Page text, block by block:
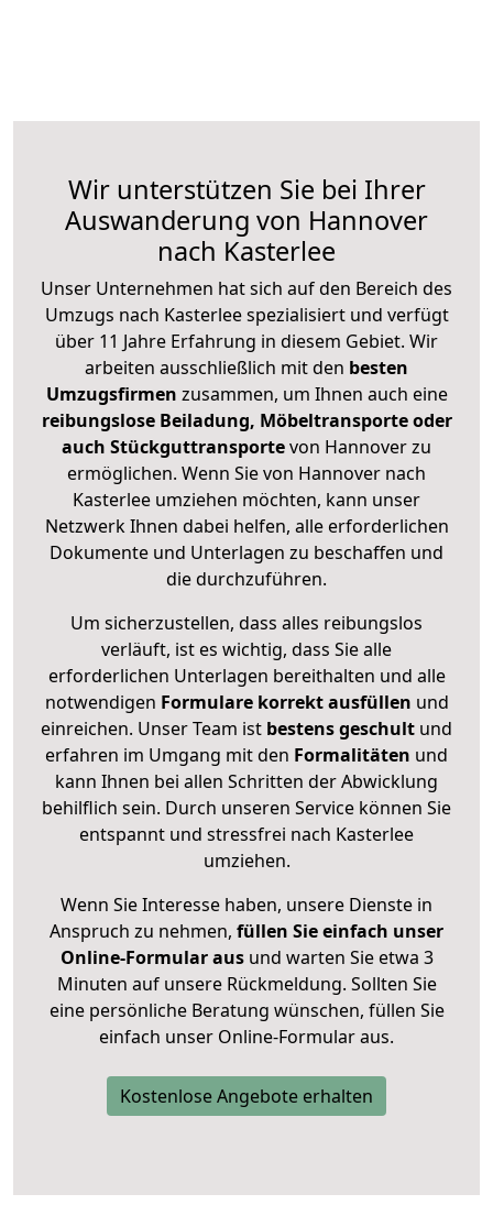
Wir unterstützen Sie bei Ihrer
Auswanderung von Hannover
nach Kasterlee
Unser Unternehmen hat sich auf den Bereich des
Umzugs nach Kasterlee spezialisiert und verfügt
über 11 Jahre Erfahrung in diesem Gebiet. Wir
arbeiten ausschließlich mit den besten
Umzugsfirmen zusammen, um Ihnen auch eine
reibungslose Beiladung, Möbeltransporte oder
auch Stückguttransportevon Hannover zu
ermöglichen. Wenn Sie von Hannover nach
Kasterlee umziehen möchten, kann unser
Netzwerk Ihnen dabei helfen, alle erforderlichen
Dokumente und Unterlagen zu beschaffen und
die durchzuführen.
Um sicherzustellen, dass alles reibungslos
verläuft, ist es wichtig, dass Sie alle
erforderlichen Unterlagen bereithalten und alle
notwendigen Formulare korrekt ausfüllen und
einreichen. Unser Team ist bestens geschult und
erfahren im Umgang mit den Formalitäten und
kann Ihnen bei allen Schritten der Abwicklung
behilflich sein. Durch unseren Service können Sie
entspannt und stressfrei nach Kasterlee
umziehen.
Wenn Sie Interesse haben, unsere Dienste in
Anspruch zu nehmen, füllen Sie einfach unser
Online-Formular ausund warten Sie etwa 3
Minuten auf unsere Rückmeldung. Sollten Sie
eine persönliche Beratung wünschen, füllen Sie
einfach unser Online-Formular aus.
Kostenlose Angebote erhalten